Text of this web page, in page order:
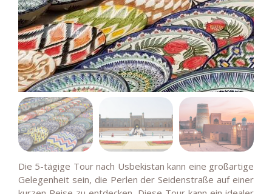
Die 5-tägige Tour nach Usbekistan kann eine großartige
Gelegenheit sein, die Perlen der Seidenstraße auf einer